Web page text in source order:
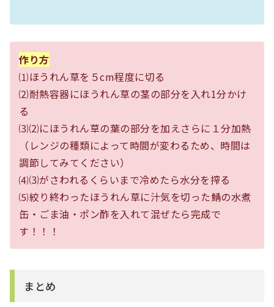
作り方
⑴ほうれん草を５cm程度に切る
⑵耐熱容器にほうれん草の茎の部分を入れ1分かけ
る
⑶⑵にほうれん草の葉の部分を加えさらに１分加熱
（レンジの種類によって時間が変わるため、時間は
調節してみてください）
⑷⑶がさわれるくらいまで冷めたら水分を搾る
⑸絞り終わったほうれん草に汁気を切った鯖の水煮
缶・ごま油・ポン酢を入れて混ぜたら完成で
す！！！
まとめ